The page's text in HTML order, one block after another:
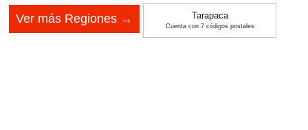
Tarapaca
Cuenta con 7 códigos postales
Ver más Regiones →